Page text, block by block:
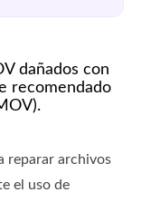
dañados con
recomendado
reparar archivos
el uso de